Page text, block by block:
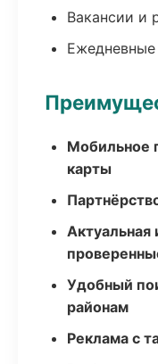
Вакансии и
Мобильное
карты
Удобный
районам
Реклама с